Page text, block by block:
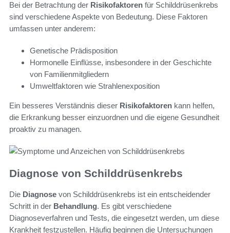
Bei der Betrachtung der Risikofaktoren für Schilddrüsenkrebs
sind verschiedene Aspekte von Bedeutung. Diese Faktoren
umfassen unter anderem:
Genetische Prädisposition
Hormonelle Einflüsse, insbesondere in der Geschichte
von Familienmitgliedern
Umweltfaktoren wie Strahlenexposition
Ein besseres Verständnis dieser Risikofaktoren kann helfen,
die Erkrankung besser einzuordnen und die eigene Gesundheit
proaktiv zu managen.
Diagnose von Schilddrüsenkrebs
Die Diagnose von Schilddrüsenkrebs ist ein entscheidender
Schritt in der Behandlung. Es gibt verschiedene
Diagnoseverfahren und Tests, die eingesetzt werden, um diese
Krankheit festzustellen. Häufig beginnen die Untersuchungen